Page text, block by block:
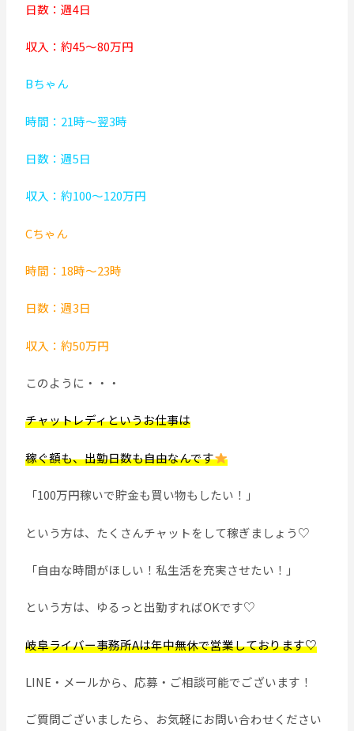
日数：週4日
収入：約45～80万円
Bちゃん
時間：21時～翌3時
日数：週5日
収入：約100～120万円
Cちゃん
時間：18時～23時
日数：週3日
収入：約50万円
このように・・・
チャットレディというお仕事は
稼ぐ額も、出勤日数も自由なんです
「100万円稼いで貯金も買い物もしたい！」
という方は、たくさんチャットをして稼ぎましょう♡
「自由な時間がほしい！私生活を充実させたい！」
という方は、ゆるっと出勤すればOKです♡
岐阜ライバー事務所Aは年中無休で営業しております♡
LINE・メールから、応募・ご相談可能でございます！
ご質問ございましたら、お気軽にお問い合わせください